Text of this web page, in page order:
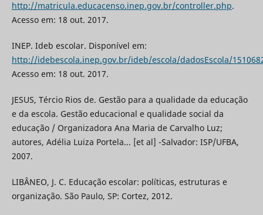
http://matricula.educacenso.inep.gov.br/controller.php.
Acesso em: 18 out. 2017.
INEP. Ideb escolar. Disponível em:
http://idebescola.inep.gov.br/ideb/escola/dadosEscola/
Acesso em: 18 out. 2017.
JESUS, Tércio Rios de. Gestão para a qualidade da educação
e da escola. Gestão educacional e qualidade social da
educação / Organizadora Ana Maria de Carvalho Luz;
autores, Adélia Luiza Portela... [et al] -Salvador: ISP/UFBA,
2007.
LIBÂNEO, J. C. Educação escolar: políticas, estruturas e
organização. São Paulo, SP: Cortez, 2012.